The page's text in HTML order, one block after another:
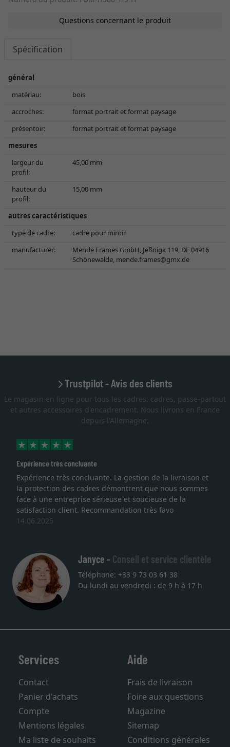
Questions concernant le produit
Spécification
général
matériau:
bois
accroches:
format portrait et format paysage
présentoir:
format portrait et format paysage
mesures
largeur du
profil:
45,00 mm
hauteur du
profil:
15,00 mm
autres caractéristiques
type de cadre:
cadre pour miroir
manufacturer:
Mende Frames GmbH, Jeßnigk 119, DE 04916
Schönewalde, mende.frames@gmx.de
Trustpilot - Avis des clients
Le magasin en ligne pour tous les cadres: cadres, passe-partout
et autres accessoires d'encadrement. Nous livrons en France
depuis l'Allemagne.
Expérience très concluante
Expérience très concluante. La gestion de la livraison et
la protection des cadres démontrent que nous sommes
face à une entreprise sérieuse et soucieuse de la
satisfaction client. Recommandation très favo
14.06.2025
Janyce - Conseil et service clientèle
Téléphone: +33 9 73 03 61 38
Du lundi au vendredi : de 9 h à 17 h
Services
Contact
Panier d'achats
Compte
Mentions légales
Ma liste de souhaits
Aide
Frais de livraison
Foire aux questions
Magazine
Sitemap
Conditions générales